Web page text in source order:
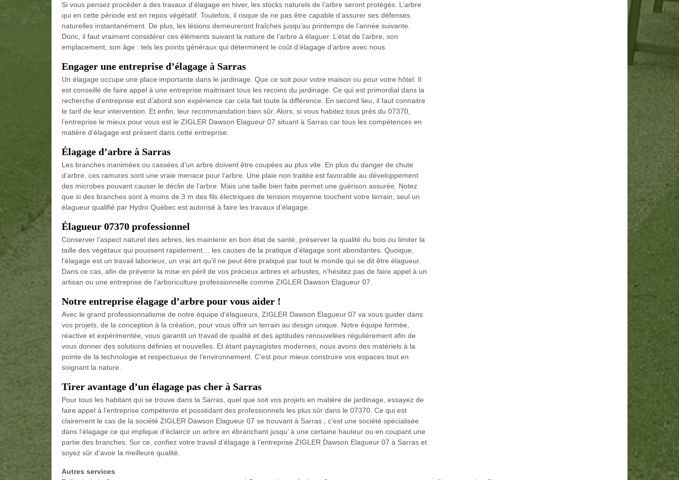
Si vous pensez procéder à des travaux d’élagage en hiver, les stocks naturels de l’arbre seront protégés. L’arbre
qui en cette période est en repos végétatif. Toutefois, il risque de ne pas être capable d’assurer ses défenses
naturelles instantanément. De plus, les lésions demeureront fraîches jusqu’au printemps de l’année suivante.
Donc, il faut vraiment considérer ces éléments suivant la nature de l’arbre à élaguer. L’état de l’arbre, son
emplacement, son âge : tels les points généraux qui déterminent le coût d’élagage d’arbre avec nous.
Engager une entreprise d’élagage à Sarras
Un élagage occupe une place importante dans le jardinage. Que ce soit pour votre maison ou pour votre hôtel. Il
est conseillé de faire appel à une entreprise maitrisant tous les recoins du jardinage. Ce qui est primordial dans la
recherche d’entreprise est d’abord son expérience car cela fait toute la différence. En second lieu, il faut connaitre
le tarif de leur intervention. Et enfin, leur recommandation bien sûr. Alors, si vous habitez tous près du 07370,
l’entreprise le mieux pour vous est le ZIGLER Dawson Elagueur 07 situant à Sarras car tous les compétences en
matière d’élagage est présent dans cette entreprise.
Élagage d’arbre à Sarras
Les branches inanimées ou cassées d’un arbre doivent être coupées au plus vite. En plus du danger de chute
d’arbre, ces ramures sont une vraie menace pour l’arbre. Une plaie non traitée est favorable au développement
des microbes pouvant causer le déclin de l’arbre. Mais une taille bien faite permet une guérison assurée. Notez
que si des branches sont à moins de 3 m des fils électriques de tension moyenne touchent votre terrain, seul un
élagueur qualifié par Hydro Québec est autorisé à faire les travaux d’élagage.
Élagueur 07370 professionnel
Conserver l’aspect naturel des arbres, les maintenir en bon état de santé, préserver la qualité du bois ou limiter la
taille des végétaux qui poussent rapidement… les causes de la pratique d’élagage sont abondantes. Quoique,
l’élagage est un travail laborieux, un vrai art qu’il ne peut être pratiqué par tout le monde qui se dit être élagueur.
Dans ce cas, afin de prévenir la mise en péril de vos précieux arbres et arbustes, n’hésitez pas de faire appel à un
artisan ou une entreprise de l’arboriculture professionnelle comme ZIGLER Dawson Elagueur 07.
Notre entreprise élagage d’arbre pour vous aider !
Avec le grand professionnalisme de notre équipe d’élagueurs, ZIGLER Dawson Elagueur 07 va vous guider dans
vos projets, de la conception à la création, pour vous offrir un terrain au design unique. Notre équipe formée,
réactive et expérimentée, vous garantit un travail de qualité et des aptitudes renouvelées régulièrement afin de
vous donner des solutions définies et nouvelles. Et étant paysagistes modernes, nous avons des matériels à la
pointe de la technologie et respectueux de l’environnement. C’est pour mieux construire vos espaces tout en
soignant la nature.
Tirer avantage d’un élagage pas cher à Sarras
Pour tous les habitant qui se trouve dans la Sarras, quel que soit vos projets en matière de jardinage, essayez de
faire appel à l’entreprise compétente et possédant des professionnels les plus sûr dans le 07370. Ce qui est
clairement le cas de la société ZIGLER Dawson Elagueur 07 se trouvant à Sarras ; c’est une société spécialisée
dans l’élagage ce qui implique d’éclaircir un arbre en ébranchant jusqu’ à une certaine hauteur ou en coupant une
partie des branches. Sur ce, confiez votre travail d’élagage à l’entreprise ZIGLER Dawson Elagueur 07 à Sarras et
soyez sûr d’avoir la meilleure qualité.
Autres services